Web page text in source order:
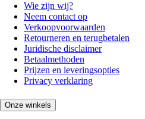
Wie zijn wij?
Neem contact op
Verkoopvoorwaarden
Retourneren en terugbetalen
Juridische disclaimer
Betaalmethoden
Prijzen en leveringsopties
Privacy verklaring
Onze winkels